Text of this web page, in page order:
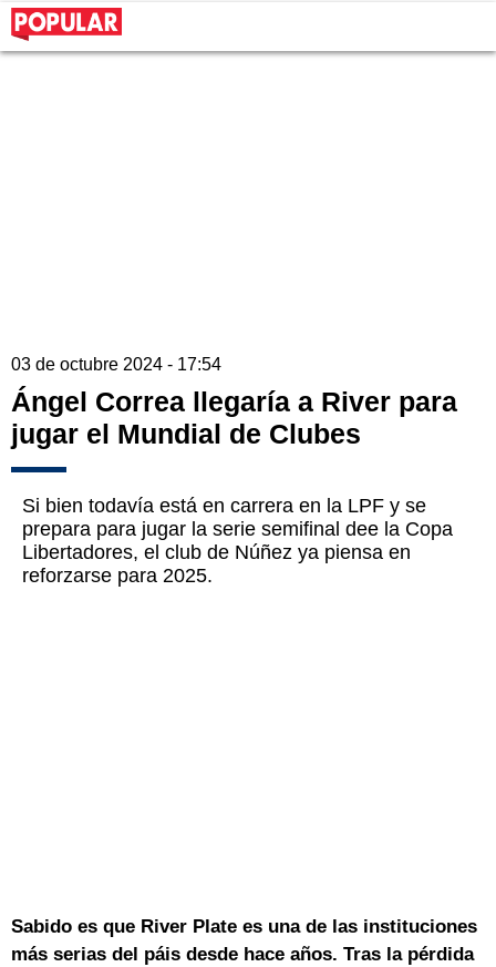
03 de octubre 2024 - 17:54
Ángel Correa llegaría a River para
jugar el Mundial de Clubes
Si bien todavía está en carrera en la LPF y se
prepara para jugar la serie semifinal dee la Copa
Libertadores, el club de Núñez ya piensa en
reforzarse para 2025.
Sabido es que River Plate es una de las instituciones
más serias del páis desde hace años. Tras la pérdida